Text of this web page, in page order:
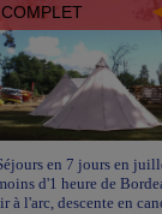
COMPLET
en 7 jours en
d'1 heure de
à l'arc, descente en